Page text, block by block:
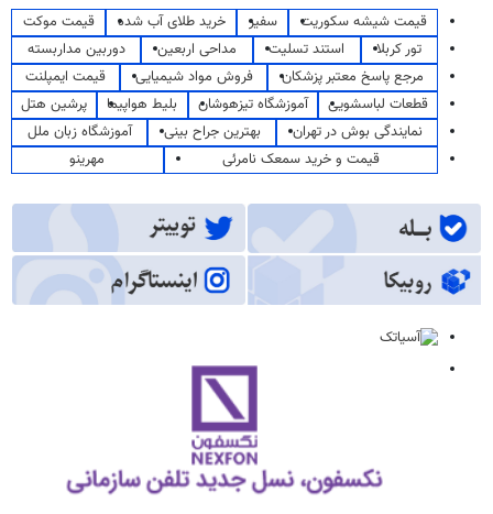
قیمت شیشه سکوریت سفیر خرید طلای آب شده
قیمت موکت
تور کربلا
استند تسلیت مداحی اربعین
دوربین مداربسته
مرجع پاسخ معتبر پزشکان
فروش مواد شیمیایی
قیمت ایمپلنت
قطعات لباسشویی
آموزشگاه تیزهوشان بلیط هواپیما
پرشین هتل
نمایندگی بوش در تهران
بهترین جراح بینی
آموزشگاه زبان ملل
قیمت و خرید سمعک نامرئی
مهرینو